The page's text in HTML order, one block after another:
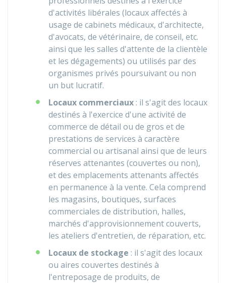
d'activités libérales (locaux affectés à
usage de cabinets médicaux, d'architecte,
d'avocats, de vétérinaire, de conseil, etc.
ainsi que les salles d'attente de la clientèle
et les dégagements) ou utilisés par des
organismes privés poursuivant ou non
un but lucratif.
Locaux commerciaux : il s'agit des locaux
destinés à l'exercice d'une activité de
commerce de détail ou de gros et de
prestations de services à caractère
commercial ou artisanal ainsi que de leurs
réserves attenantes (couvertes ou non),
et des emplacements attenants affectés
en permanence à la vente. Cela comprend
les magasins, boutiques, surfaces
commerciales de distribution, halles,
marchés d'approvisionnement couverts,
les ateliers d'entretien, de réparation, etc.
Locaux de stockage : il s'agit des locaux
ou aires couvertes destinés à
l'entreposage de produits, de